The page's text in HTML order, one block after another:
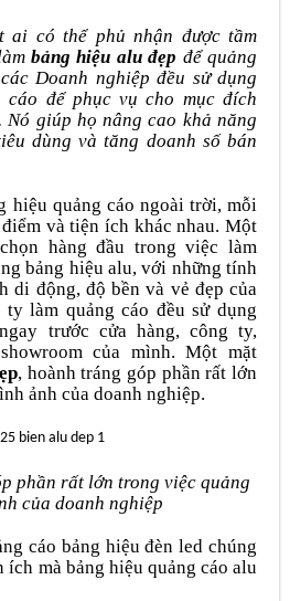
ai có thể phủ nhận được tầm
bảng hiệu alu đẹp để quảng
Doanh nghiệp đều sử dụng
để phục vụ cho mục đích
giúp họ nâng cao khả năng
dùng và tăng doanh số bán
hiệu quảng cáo ngoài trời, mỗi
và tiện ích khác nhau. Một
hàng đầu trong việc làm
bảng hiệu alu, với những tính
di động, độ bền và vẻ đẹp của
làm quảng cáo đều sử dụng
trước cửa hàng, công ty,
của mình. Một mặt
, hoành tráng góp phần rất lớn
ảnh của doanh nghiệp.
phần rất lớn trong việc quảng
của doanh nghiệp
cáo bảng hiệu đèn led chúng
mà bảng hiệu quảng cáo alu